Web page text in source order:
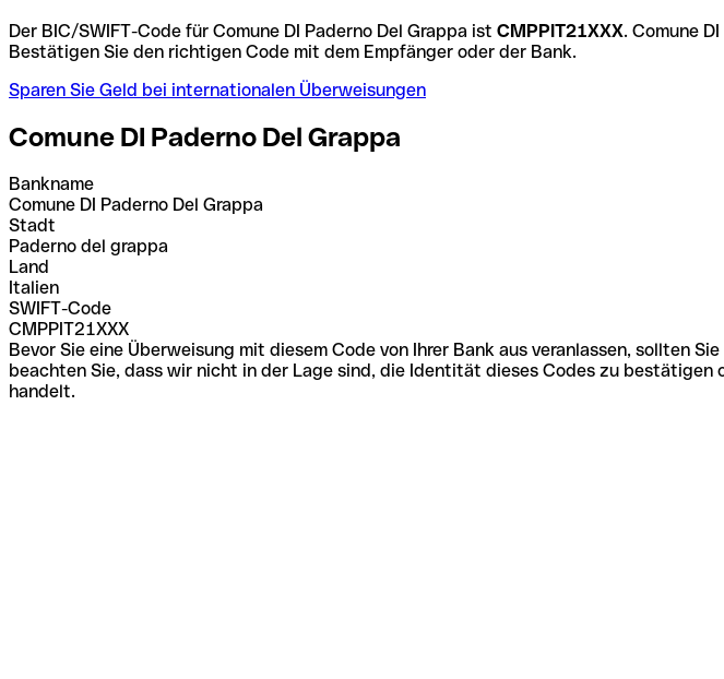
Der BIC/SWIFT-Code für Comune DI Paderno Del Grappa ist CMPPIT21XXX. Comune
Bestätigen Sie den richtigen Code mit dem Empfänger oder der Bank.
Sparen Sie Geld bei internationalen Überweisungen
Comune DI Paderno Del Grappa
Bankname
Comune DI Paderno Del Grappa
Stadt
Paderno del grappa
Land
Italien
SWIFT-Code
CMPPIT21XXX
Bevor Sie eine Überweisung mit diesem Code von Ihrer Bank aus veranlassen, sollten
beachten Sie, dass wir nicht in der Lage sind, die Identität dieses Codes zu
handelt.